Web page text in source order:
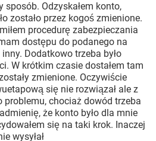
sposób. Odzyskałem konto,
zostało przez kogoś zmienione.
procedurę zabezpieczania
dostępu do podanego na
Dodatkowo trzeba było
W krótkim czasie dostałem tam
zmienione. Oczywiście
się nie rozwiązał ale z
problemu, chociaż dowód trzeba
że konto było dla mnie
się na taki krok. Inaczej
wysyłał